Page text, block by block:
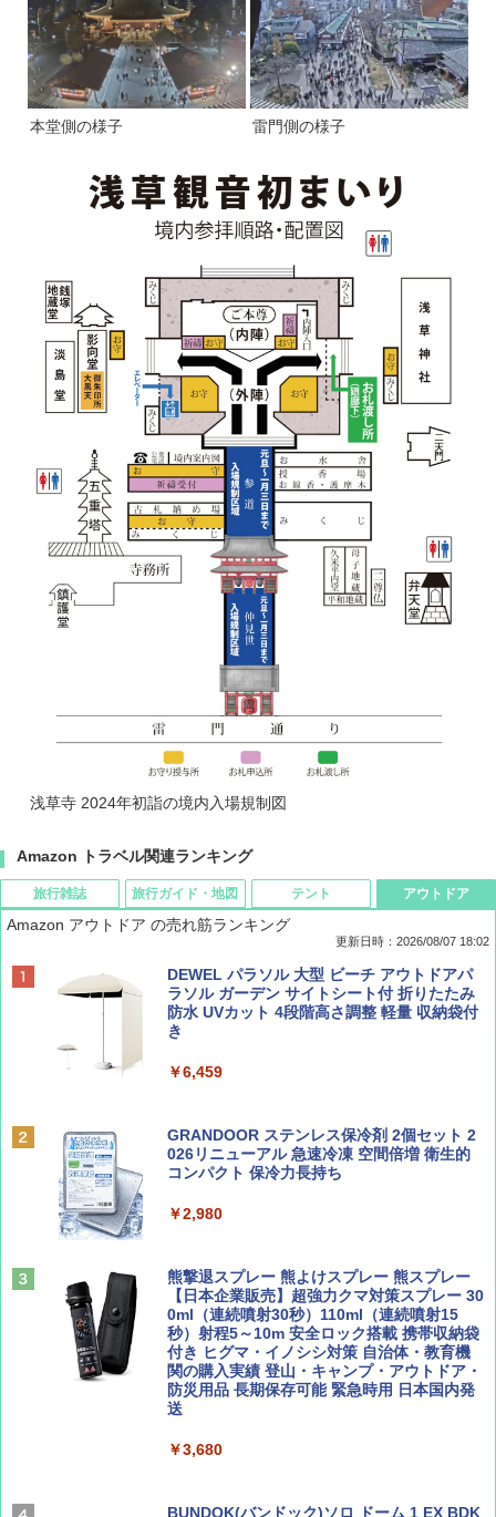
本堂側の様子 雷門側の様子
浅草寺 2024年初詣の境内入場規制図
Amazon トラベル関連ランキング
旅行雑誌
ディズニーファン ２０２６年 ９月号 [雑
誌] (ＤＩＳＮＥＹ ＦＡＮ)
￥713
SOTO ミニマル"旅"財布 ランダム2種】
￥1,500
￥1,540
Coyote No.89 特集 星野道夫 夢見る旅
旅行ガイド・地図
僕が見た未来【完全版】
￥0
力的な町 2026～2027 地球の歩き方D アジア
￥2,079
球の歩き方A ヨーロッパ
￥2,479
地球の歩き方 スター・ウォーズ
テント
[キャンパーズコレクション 山善] ポップアッ
プテント 傘みたいに広げて畳める パッとサ
ッとサンシェード キューブ フルクローズ メ
ッシュ 簡単設置 ワンタッチテント キャンプ
PYKES PEAK (パイクスピーク) 着替えテン
ト プライバシー テント 【中が透けない】 1
ーチ ピクニック ポップアップテント 携帯 簡
￥4,980
ENDLESS BASE 《めざましテレビで紹介》
テント ワンタッチ RENEW 幅200 2-3人用 43
500002(88859)
￥5,999
ーティング フルクローズ メッシュ 3-4人用
アウトドア
Amazon アウトドア の売れ筋ランキング
更新日時：2026/08/07 18:02
DEWEL パラソル 大型 ビーチ アウトドアパ
ラソル ガーデン サイトシート付 折りたたみ
防水 UVカット 4段階高さ調整 軽量 収納袋付
き
￥6,459
GRANDOOR ステンレス保冷剤 2個セット 2
026リニューアル 急速冷凍 空間倍増 衛生的
コンパクト 保冷力長持ち
￥2,980
熊撃退スプレー 熊よけスプレー 熊スプレー
【日本企業販売】超強力クマ対策スプレー 30
0ml（連続噴射30秒）110ml（連続噴射15
秒）射程5～10m 安全ロック搭載 携帯収納袋
付き ヒグマ・イノシシ対策 自治体・教育機
関の購入実績 登山・キャンプ・アウトドア・
防災用品 長期保存可能 緊急時用 日本国内発
送
￥3,680
BUNDOK(バンドック)ソロ ドーム 1 EX BDK